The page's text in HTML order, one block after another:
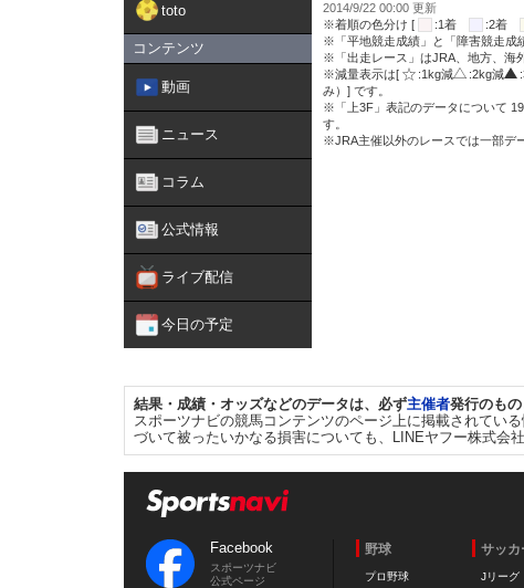
toto
コンテンツ
動画
ニュース
コラム
公式情報
ライブ配信
今日の予定
2014/9/22 00:00 更新
※着順の色分け [
:1着 :2着
※「平地競走成績」と「障害競走成
※「出走レース」はJRA、地方、海
※減量表示は[
:1kg減 :2kg減
み）] です。
※「上3F」表記のデータについて
す。
※JRA主催以外のレースでは一部デ
結果・成績・オッズなどのデータは、必ず主催者発行のもの
スポーツナビの競馬コンテンツのページ上に掲載されてい
づいて被ったいかなる損害についても、LINEヤフー株式会
Facebook
スポーツナビ
公式ページ
野球
プロ野球
サッカ
Jリーグ